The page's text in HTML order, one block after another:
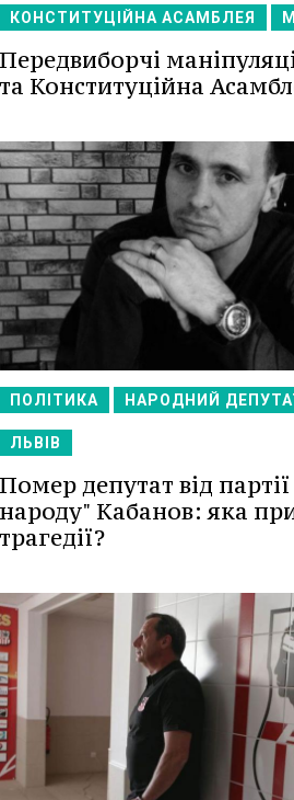
КОНСТИТУЦІЙНА АСАМБЛЕЯ
Передвиборчі
та Конституційна
ПОЛІТИКА НАРОДНИЙ
ЛЬВІВ
Помер депутат від
народу" Кабанов: яка
трагедії?